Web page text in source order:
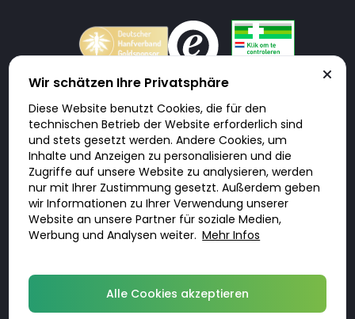
Doktorabc.com ist eine Vermittlungsplattform. Doktorabc ist ausdrücklich
keine Internetapotheke. Doktorabc bietet keine Medikamente oder
sonstige Produkte an oder liefert diese. Jegliche Informationen zu
Produkten, Medikamenten und Preisen auf der Internetseite beinhalten
kein Angebot von Doktorabc an Sie. Für die Einhaltung der in Ihrem Land
geltenden Gesetze und sonstigen Rechtsvorschriften sind Sie als Nutzer
selbst verantwortlich. Die Nutzung unseres Services auf Doktorabc durch
Sie erfolgt auf eigenes Risiko und in eigener Verantwortung. Sie erklären,
diese Internetseite aus eigener Initiative zu besuchen und zu nutzen.
Wir schätzen Ihre Privatsphäre
Diese Website benutzt Cookies, die für den
technischen Betrieb der Website erforderlich sind
und stets gesetzt werden. Andere Cookies, um
Inhalte und Anzeigen zu personalisieren und die
Zugriffe auf unsere Website zu analysieren, werden
nur mit Ihrer Zustimmung gesetzt. Außerdem geben
wir Informationen zu Ihrer Verwendung unserer
Website an unsere Partner für soziale Medien,
Werbung und Analysen weiter. Mehr Infos
Alle Cookies akzeptieren